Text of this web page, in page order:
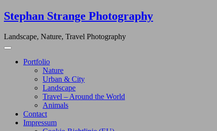
Skip
to
Stephan Strange Photography
Landscape, Nature, Travel Photography
Portfolio
Nature
Urban & City
Landscape
Travel – Around the World
Animals
Contact
Impressum